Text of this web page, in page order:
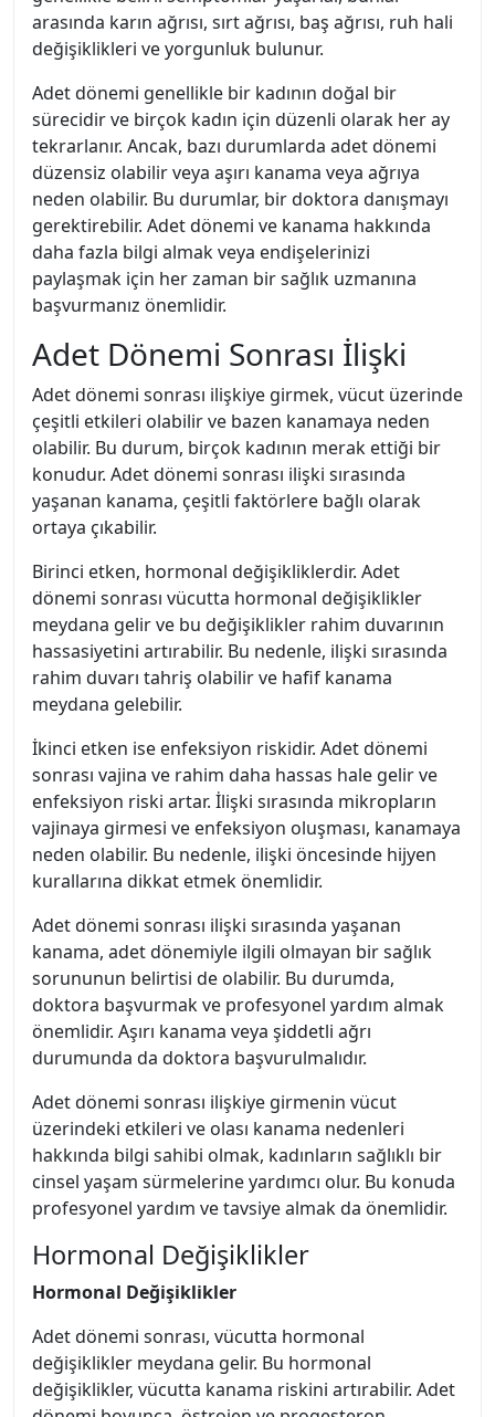
arasında karın ağrısı, sırt ağrısı, baş ağrısı, ruh hali
değişiklikleri ve yorgunluk bulunur.
Adet dönemi genellikle bir kadının doğal bir
sürecidir ve birçok kadın için düzenli olarak her ay
tekrarlanır. Ancak, bazı durumlarda adet dönemi
düzensiz olabilir veya aşırı kanama veya ağrıya
neden olabilir. Bu durumlar, bir doktora danışmayı
gerektirebilir. Adet dönemi ve kanama hakkında
daha fazla bilgi almak veya endişelerinizi
paylaşmak için her zaman bir sağlık uzmanına
başvurmanız önemlidir.
Adet Dönemi Sonrası İlişki
Adet dönemi sonrası ilişkiye girmek, vücut üzerinde
çeşitli etkileri olabilir ve bazen kanamaya neden
olabilir. Bu durum, birçok kadının merak ettiği bir
konudur. Adet dönemi sonrası ilişki sırasında
yaşanan kanama, çeşitli faktörlere bağlı olarak
ortaya çıkabilir.
Birinci etken, hormonal değişikliklerdir. Adet
dönemi sonrası vücutta hormonal değişiklikler
meydana gelir ve bu değişiklikler rahim duvarının
hassasiyetini artırabilir. Bu nedenle, ilişki sırasında
rahim duvarı tahriş olabilir ve hafif kanama
meydana gelebilir.
İkinci etken ise enfeksiyon riskidir. Adet dönemi
sonrası vajina ve rahim daha hassas hale gelir ve
enfeksiyon riski artar. İlişki sırasında mikropların
vajinaya girmesi ve enfeksiyon oluşması, kanamaya
neden olabilir. Bu nedenle, ilişki öncesinde hijyen
kurallarına dikkat etmek önemlidir.
Adet dönemi sonrası ilişki sırasında yaşanan
kanama, adet dönemiyle ilgili olmayan bir sağlık
sorununun belirtisi de olabilir. Bu durumda,
doktora başvurmak ve profesyonel yardım almak
önemlidir. Aşırı kanama veya şiddetli ağrı
durumunda da doktora başvurulmalıdır.
Adet dönemi sonrası ilişkiye girmenin vücut
üzerindeki etkileri ve olası kanama nedenleri
hakkında bilgi sahibi olmak, kadınların sağlıklı bir
cinsel yaşam sürmelerine yardımcı olur. Bu konuda
profesyonel yardım ve tavsiye almak da önemlidir.
Hormonal Değişiklikler
Hormonal Değişiklikler
Adet dönemi sonrası, vücutta hormonal
değişiklikler meydana gelir. Bu hormonal
değişiklikler, vücutta kanama riskini artırabilir. Adet